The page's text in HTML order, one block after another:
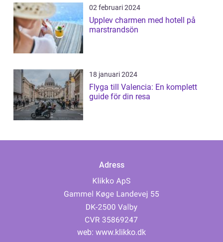
02 februari 2024
Upplev charmen med hotell på
marstrandsön
18 januari 2024
Flyga till Valencia: En komplett
guide för din resa
Adress
web: www.klikko.dk